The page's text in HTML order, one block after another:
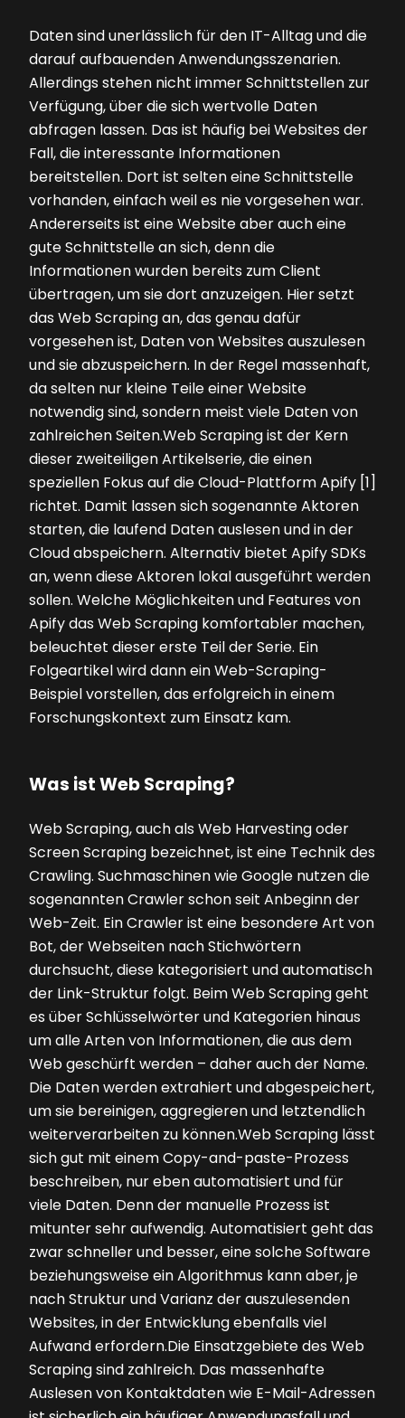
Daten sind unerlässlich für den IT-Alltag und die
darauf aufbauenden Anwendungsszenarien.
Allerdings stehen nicht immer Schnittstellen zur
Verfügung, über die sich wertvolle Daten
abfragen lassen. Das ist häufig bei Websites der
Fall, die interessante Informationen
bereitstellen. Dort ist selten eine Schnittstelle
vorhanden, einfach weil es nie vorgesehen war.
Andererseits ist eine Website aber auch eine
gute Schnittstelle an sich, denn die
Informationen wurden bereits zum Client
übertragen, um sie dort anzuzeigen. Hier setzt
das Web Scraping an, das genau dafür
vorgesehen ist, Daten von Websites auszulesen
und sie abzuspeichern. In der Regel massenhaft,
da selten nur kleine Teile einer Website
notwendig sind, sondern meist viele Daten von
zahlreichen Seiten.Web Scraping ist der Kern
dieser zweiteiligen Artikelserie, die einen
speziellen Fokus auf die Cloud-Plattform Apify [1]
richtet. Damit lassen sich sogenannte Aktoren
starten, die laufend Daten auslesen und in der
Cloud abspeichern. Alternativ bietet Apify SDKs
an, wenn diese Aktoren lokal ausgeführt werden
sollen. Welche Möglichkeiten und Features von
Apify das Web Scraping komfortabler machen,
beleuchtet dieser erste Teil der Serie. Ein
Folgeartikel wird dann ein Web-Scraping-
Beispiel vorstellen, das erfolgreich in einem
Forschungskontext zum Einsatz kam.
Was ist Web Scraping?
Web Scraping, auch als Web Harvesting oder
Screen Scraping bezeichnet, ist eine Technik des
Crawling. Suchmaschinen wie Google nutzen die
sogenannten Crawler schon seit Anbeginn der
Web-Zeit. Ein Crawler ist eine besondere Art von
Bot, der Webseiten nach Stichwörtern
durchsucht, diese kategorisiert und automatisch
der Link-Struktur folgt. Beim Web Scraping geht
es über Schlüsselwörter und Kategorien hinaus
um alle Arten von Informationen, die aus dem
Web geschürft werden – daher auch der Name.
Die Daten werden extrahiert und abgespeichert,
um sie bereinigen, aggregieren und letztendlich
weiterverarbeiten zu können.Web Scraping lässt
sich gut mit einem Copy-and-paste-Prozess
beschreiben, nur eben automatisiert und für
viele Daten. Denn der manuelle Prozess ist
mitunter sehr aufwendig. Automatisiert geht das
zwar schneller und besser, eine solche Software
beziehungsweise ein Algorithmus kann aber, je
nach Struktur und Varianz der auszulesenden
Websites, in der Entwicklung ebenfalls viel
Aufwand erfordern.Die Einsatzgebiete des Web
Scraping sind zahlreich. Das massenhafte
Auslesen von Kontaktdaten wie E-Mail-Adressen